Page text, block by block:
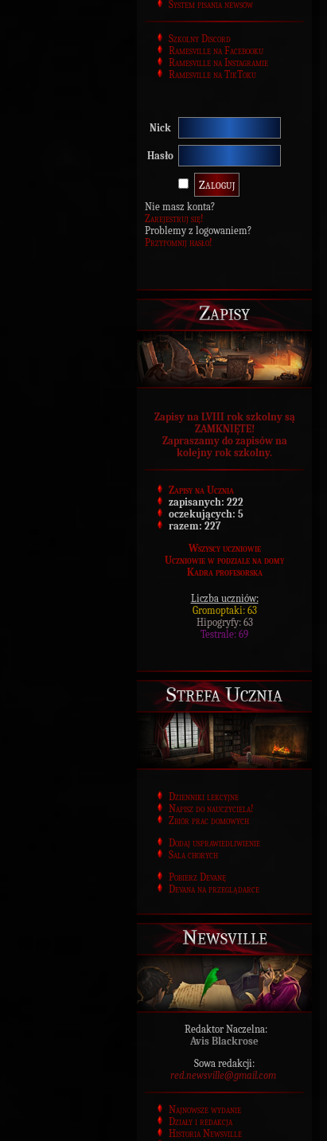
System pisania newsów
Szkolny Discord
Ramesville na Facebooku
Ramesville na Instagramie
Ramesville na TikToku
Nick
Hasło
Nie masz konta?
Zarejestruj się!
Problemy z logowaniem?
Przypomnij hasło!
Zapisy
Zapisy na LVIII rok szkolny są
ZAMKNIĘTE!
Zapraszamy do zapisów na
kolejny rok szkolny.
Zapisy na Ucznia
zapisanych: 222
oczekujących: 5
razem: 227
Wszyscy uczniowie
Uczniowie w podziale na domy
Kadra profesorska
Liczba uczniów:
Gromoptaki: 63
Hipogryfy: 63
Testrale: 69
Strefa Ucznia
Dzienniki lekcyjne
Napisz do nauczyciela!
Zbiór prac domowych
Dodaj usprawiedliwienie
Sala chorych
Pobierz Devanę
Devana na przeglądarce
Newsville
Redaktor Naczelna:
Avis Blackrose
Sowa redakcji:
red.newsville@gmail.com
Najnowsze wydanie
Działy i redakcja
Historia Newsville